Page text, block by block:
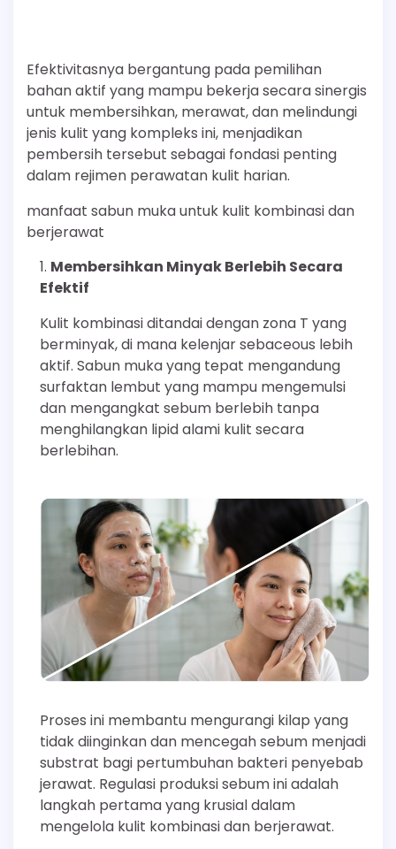
Efektivitasnya bergantung pada pemilihan
bahan aktif yang mampu bekerja secara sinergis
untuk membersihkan, merawat, dan melindungi
jenis kulit yang kompleks ini, menjadikan
pembersih tersebut sebagai fondasi penting
dalam rejimen perawatan kulit harian.
manfaat sabun muka untuk kulit kombinasi dan
berjerawat
Membersihkan Minyak Berlebih Secara
Efektif
Kulit kombinasi ditandai dengan zona T yang
berminyak, di mana kelenjar sebaceous lebih
aktif. Sabun muka yang tepat mengandung
surfaktan lembut yang mampu mengemulsi
dan mengangkat sebum berlebih tanpa
menghilangkan lipid alami kulit secara
berlebihan.
Proses ini membantu mengurangi kilap yang
tidak diinginkan dan mencegah sebum menjadi
substrat bagi pertumbuhan bakteri penyebab
jerawat. Regulasi produksi sebum ini adalah
langkah pertama yang krusial dalam
mengelola kulit kombinasi dan berjerawat.